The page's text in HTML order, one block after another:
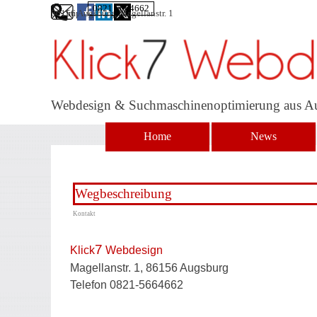
Direkt zum Seiteninhalt0821 5664662
86156 Augsburg, Magellanstr. 1
Impressum
Webdesign & Suchmaschinenoptimierung aus
Home News
Wegbeschreibung
Kontakt
Klick7 Webdesign
Magellanstr. 1, 86156 Augsburg
Telefon 0821-5664662